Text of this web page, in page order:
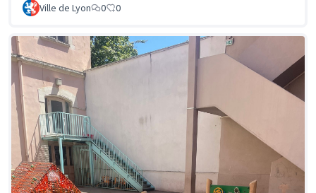
Ville de Lyon
0 0